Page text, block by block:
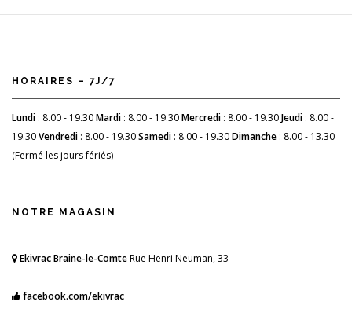
HORAIRES – 7J/7
Lundi : 8.00 - 19.30Mardi : 8.00 - 19.30Mercredi : 8.00 - 19.30Jeudi : 8.00 -
19.30Vendredi : 8.00 - 19.30Samedi : 8.00 - 19.30Dimanche : 8.00 - 13.30
(Fermé les jours fériés)
NOTRE MAGASIN
Ekivrac Braine-le-ComteRue Henri Neuman, 33
facebook.com/ekivrac